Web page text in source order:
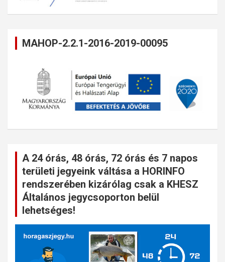
MAHOP-2.2.1-2016-2019-00095
A 24 órás, 48 órás, 72 órás és 7 napos
területi jegyeink váltása a HORINFO
rendszerében kizárólag csak a KHESZ
Általános jegycsoporton belül
lehetséges!